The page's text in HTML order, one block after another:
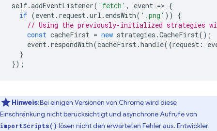
self.addEventListener( 'fetch' , event => {
if (event. request.url . endsWith( '.png' ))
{
// Using the previously-initialized strategies
const cacheFirst = new strategies .CacheFirst();
event. respondWith(cacheFirst.handle({request :
}
});
Hinweis:Bei einigen Versionen von Chrome wird diese
Einschränkung nicht berücksichtigt und asynchrone Aufrufe von
importScripts() lösen nicht den erwarteten Fehler aus. Entwickler